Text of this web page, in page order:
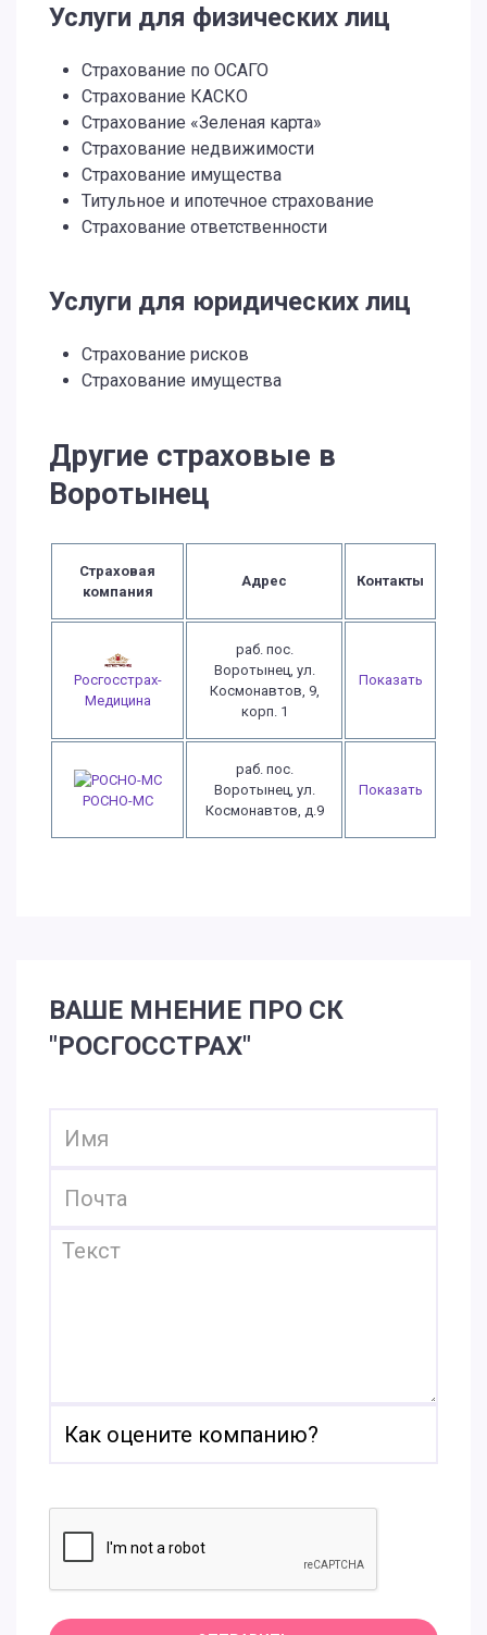
Услуги для физических лиц
Страхование по ОСАГО
Страхование КАСКО
Страхование «Зеленая карта»
Страхование недвижимости
Страхование имущества
Титульное и ипотечное страхование
Страхование ответственности
Услуги для юридических лиц
Страхование рисков
Страхование имущества
Другие страховые в
Воротынец
Страховая
компания
Адрес Контакты
Росгосстрах-
Медицина
раб. пос.
Воротынец, ул.
Космонавтов, 9,
корп. 1
Показать
РОСНО-МС
раб. пос.
Воротынец, ул.
Космонавтов, д.9
Показать
ВАШЕ МНЕНИЕ ПРО СК
"РОСГОССТРАХ"